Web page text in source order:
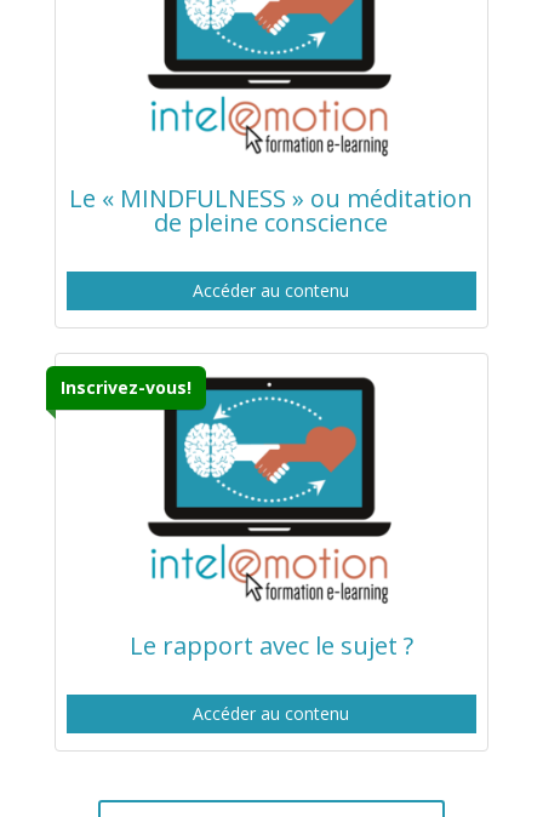
Le « MINDFULNESS » ou méditation
de pleine conscience
Accéder au contenu
Inscrivez-vous!
Le rapport avec le sujet ?
Accéder au contenu